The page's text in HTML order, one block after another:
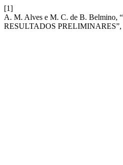
[1]
A. M. Alves e M. C. de B.
RESULTADOS PRELIMINARES”,